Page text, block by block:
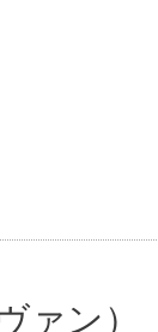
ァン）